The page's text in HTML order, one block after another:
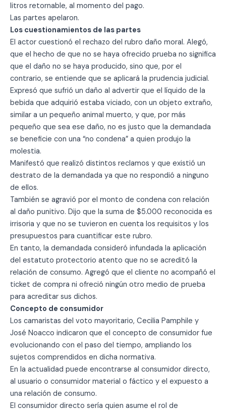
litros retornable, al momento del pago.
Las partes apelaron.
Los cuestionamientos de las partes
El actor cuestionó el rechazo del rubro daño moral. Alegó,
que el hecho de que no se haya ofrecido prueba no significa
que el daño no se haya producido, sino que, por el
contrario, se entiende que se aplicará la prudencia judicial.
Expresó que sufrió un daño al advertir que el líquido de la
bebida que adquirió estaba viciado, con un objeto extraño,
similar a un pequeño animal muerto, y que, por más
pequeño que sea ese daño, no es justo que la demandada
se beneficie con una “no condena” a quien produjo la
molestia.
Manifestó que realizó distintos reclamos y que existió un
destrato de la demandada ya que no respondió a ninguno
de ellos.
También se agravió por el monto de condena con relación
al daño punitivo. Dijo que la suma de $5.000 reconocida es
irrisoria y que no se tuvieron en cuenta los requisitos y los
presupuestos para cuantificar este rubro.
En tanto, la demandada consideró infundada la aplicación
del estatuto protectorio atento que no se acreditó la
relación de consumo. Agregó que el cliente no acompañó el
ticket de compra ni ofreció ningún otro medio de prueba
para acreditar sus dichos.
Concepto de consumidor
Los camaristas del voto mayoritario, Cecilia Pamphile y
José Noacco indicaron que el concepto de consumidor fue
evolucionando con el paso del tiempo, ampliando los
sujetos comprendidos en dicha normativa.
En la actualidad puede encontrarse al consumidor directo,
al usuario o consumidor material o fáctico y el expuesto a
una relación de consumo.
El consumidor directo sería quien asume el rol de